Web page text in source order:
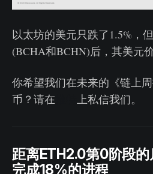
以太坊的美元只跌了1.5%，
(BCHA和BCHN)后，其美元价
你希望我们在未来的《链上
币？请在
上私信我们。
距离ETH2.0第0阶段
完成18%的进程